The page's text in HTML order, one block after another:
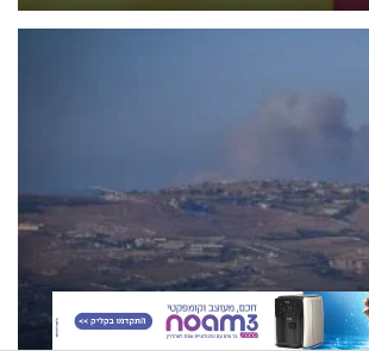
את הפסקת האש: חיזבאללה ניסה